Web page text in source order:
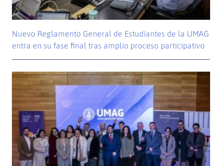
Nuevo Reglamento General de Estudiantes de la UMAG
entra en su fase final tras amplio proceso participativo